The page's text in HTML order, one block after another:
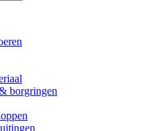
borgringen